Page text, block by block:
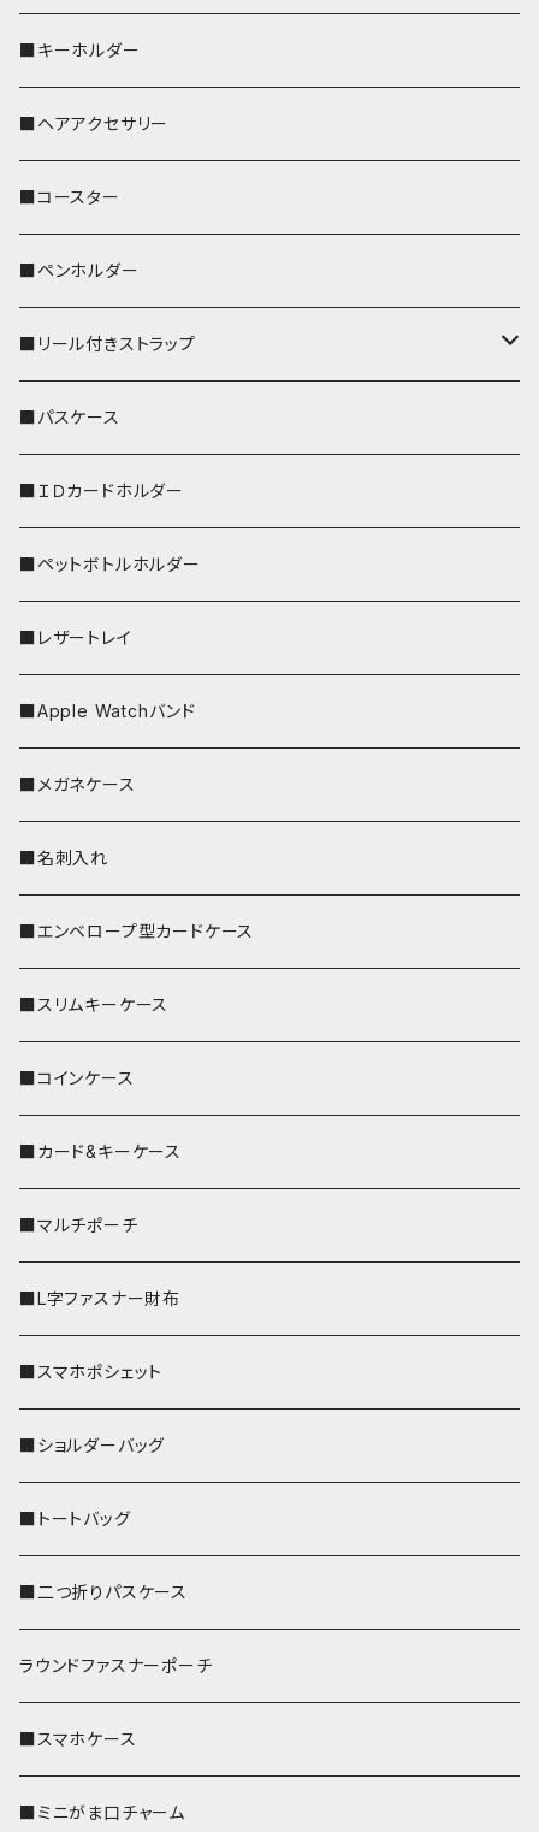
歌うオカメちゃん
おかめ３兄弟
セキセイインコ
文鳥
鹿
ペンギン
■キーホルダー
■ヘアアクセサリー
■コースター
■ペンホルダー
■リール付きストラップ
リールのみ
ストラップ付
■パスケース
■ＩＤカードホルダー
■ペットボトルホルダー
■レザートレイ
■Apple Watchバンド
■メガネケース
■名刺入れ
■エンベロープ型カードケース
■スリムキーケース
■コインケース
■カード&キーケース
■マルチポーチ
■L字ファスナー財布
■スマホポシェット
■ショルダーバッグ
■トートバッグ
■二つ折りパスケース
ラウンドファスナーポーチ
■スマホケース
■ミニがま口チャーム